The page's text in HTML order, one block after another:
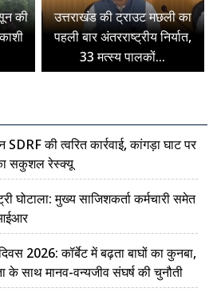
की
उत्तराखंड की ट्राउट मछली का
पहली बार अंतरराष्ट्रीय निर्यात,
33 मत्स्य पालकों...
की त्वरित कार्रवाई, कांगड़ा घाट पर
सकुशल रेस्क्यू
घोटाला: मुख्य साजिशकर्ता कर्मचारी समेत
2026: कॉर्बेट में बढ़ता बाघों का कुनबा,
साथ मानव-वन्यजीव संघर्ष की चुनौती